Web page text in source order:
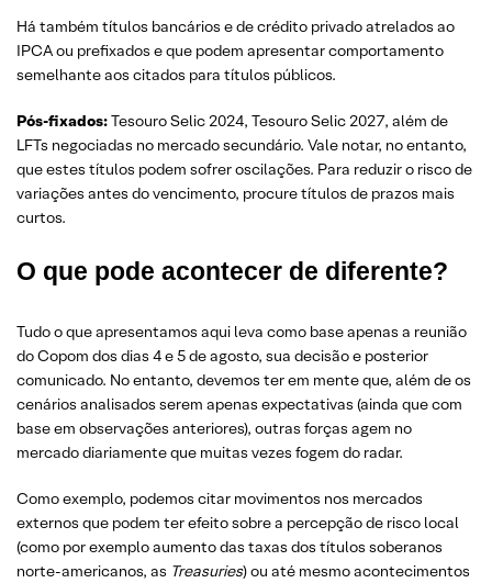
Há também títulos bancários e de crédito privado atrelados ao
IPCA ou prefixados e que podem apresentar comportamento
semelhante aos citados para títulos públicos.
Pós-fixados:Tesouro Selic 2024, Tesouro Selic 2027, além de
LFTs negociadas no mercado secundário. Vale notar, no entanto,
que estes títulos podem sofrer oscilações. Para reduzir o risco de
variações antes do vencimento, procure títulos de prazos mais
curtos.
O que pode acontecer de diferente?
Tudo o que apresentamos aqui leva como base apenas a reunião
do Copom dos dias 4 e 5 de agosto, sua decisão e posterior
comunicado. No entanto, devemos ter em mente que, além de os
cenários analisados serem apenas expectativas (ainda que com
base em observações anteriores), outras forças agem no
mercado diariamente que muitas vezes fogem do radar.
Como exemplo, podemos citar movimentos nos mercados
externos que podem ter efeito sobre a percepção de risco local
(como por exemplo aumento das taxas dos títulos soberanos
norte-americanos, as Treasuries) ou até mesmo acontecimentos